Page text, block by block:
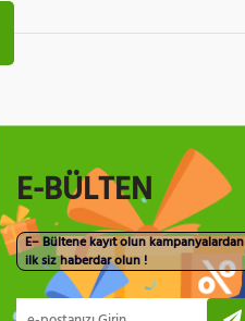
E-BÜLTEN
E– Bültene kayıt olun kampanyalardan
ilk siz haberdar olun !